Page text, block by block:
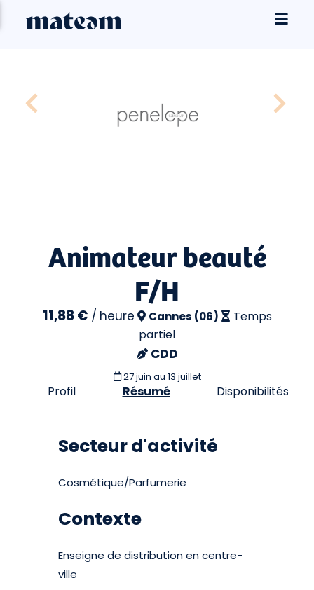
Animateur beauté
F/H
11,88 € / heure Cannes (06)
Temps
partiel
CDD
27 juin au 13 juillet
Profil Résumé Disponibilités
Secteur d'activité
Cosmétique/Parfumerie
Contexte
Enseigne de distribution en centre-
ville